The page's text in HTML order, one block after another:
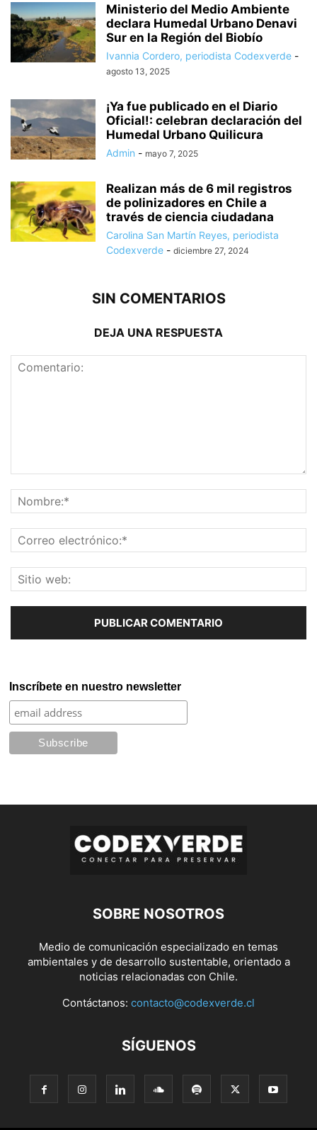
Ministerio del Medio Ambiente
declara Humedal Urbano Denavi
Sur en la Región del Biobío
Ivannia Cordero, periodista Codexverde -
agosto 13, 2025
¡Ya fue publicado en el Diario
Oficial!: celebran declaración del
Humedal Urbano Quilicura
Admin - mayo 7, 2025
Realizan más de 6 mil registros
de polinizadores en Chile a
través de ciencia ciudadana
Carolina San Martín Reyes, periodista
Codexverde - diciembre 27, 2024
SIN COMENTARIOS
DEJA UNA RESPUESTA
Inscríbete en nuestro newsletter
SOBRE NOSOTROS
Medio de comunicación especializado en temas
ambientales y de desarrollo sustentable, orientado a
noticias relacionadas con Chile.
Contáctanos: contacto@codexverde.cl
SÍGUENOS